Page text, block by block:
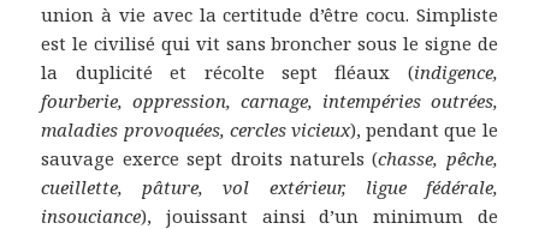
union à vie avec la certitude d’être cocu. Simpliste
est le civilisé qui vit sans broncher sous le signe de
la duplicité et récolte sept fléaux (indigence,
fourberie, oppression, carnage, intempéries outrées,
maladies provoquées, cercles vicieux), pendant que le
sauvage exerce sept droits naturels (chasse, pêche,
cueillette, pâture, vol extérieur, ligue fédérale,
insouciance), jouissant ainsi d’un minimum de